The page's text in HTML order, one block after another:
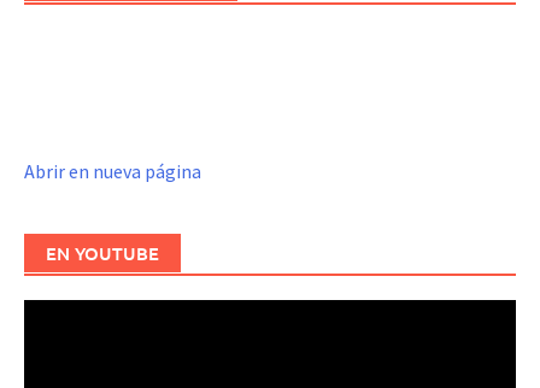
Abrir en nueva página
EN YOUTUBE